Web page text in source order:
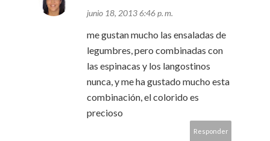
junio 18, 2013 6:46 p. m.
me gustan mucho las ensaladas de
legumbres, pero combinadas con
las espinacas y los langostinos
nunca, y me ha gustado mucho esta
combinación, el colorido es
precioso
Responder